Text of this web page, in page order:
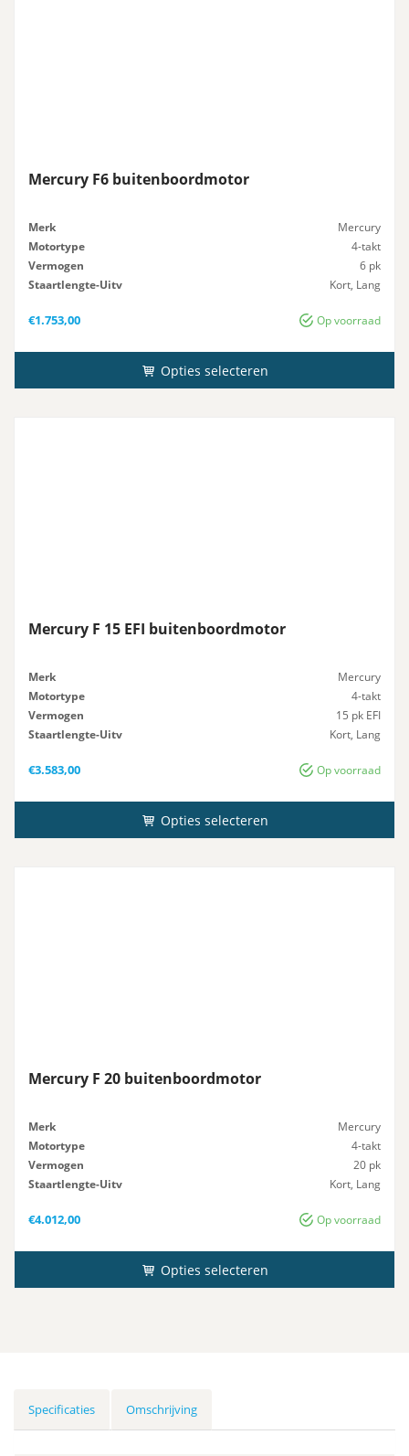
Mercury F6 buitenboordmotor
Merk
Mercury
Motortype
4-takt
Vermogen
6 pk
Staartlengte-Uitv
Kort, Lang
Op voorraad
€1.753,00
Opties selecteren
Mercury F 15 EFI buitenboordmotor
Merk
Mercury
Motortype
4-takt
Vermogen
15 pk EFI
Staartlengte-Uitv
Kort, Lang
Op voorraad
€3.583,00
Opties selecteren
Mercury F 20 buitenboordmotor
Merk
Mercury
Motortype
4-takt
Vermogen
20 pk
Staartlengte-Uitv
Kort, Lang
Op voorraad
€4.012,00
Opties selecteren
Specificaties Omschrijving